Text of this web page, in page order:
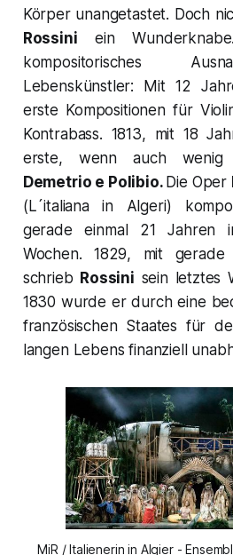
Körper unangetastet. Doch
Rossini ein
kompositorisches
Lebenskünstler: Mit 12
erste Kompositionen für
Kontrabass. 1813, mit 18
erste, wenn auch wenig
Demetrio e Polibio. Die Oper
(L´italiana in Algeri)
gerade einmal 21 Jahren
Wochen. 1829, mit
schrieb Rossini sein letztes
1830 wurde er durch eine
französischen Staates für
langen Lebens finanziell
MiR / Italienerin in Algier -